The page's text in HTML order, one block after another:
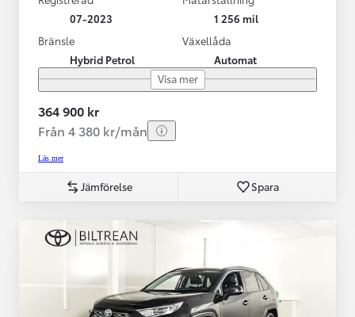
07-2023
1 256 mil
Bränsle
Hybrid Petrol
Växellåda
Automat
Visa mer
364 900 kr
Från 4 380 kr/mån
Läs mer
Jämförelse Spara